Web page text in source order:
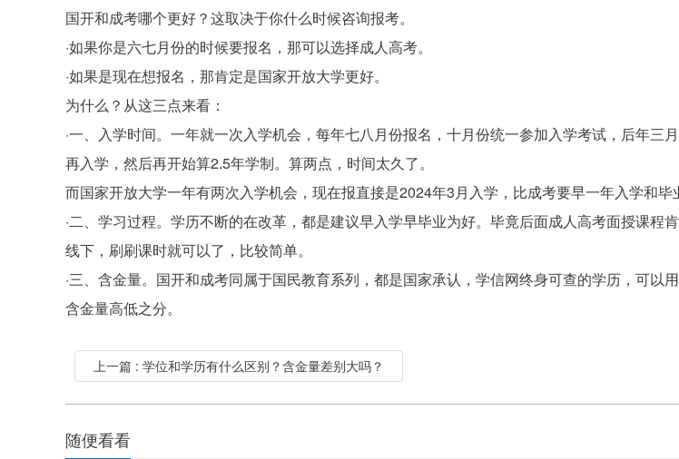
国开和成考哪个更好？这取决于你什么时候咨询报考。
·如果你是六七月份的时候要报名，那可以选择成人高考。
·如果是现在想报名，那肯定是国家开放大学更好。
为什么？从这三点来看：
·一、入学时间。一年就一次入学机会，每年七八月份报名，十月份统一参加入学考试，后年
再入学，然后再开始算2.5年学制。算两点，时间太久了。
而国家开放大学一年有两次入学机会，现在报直接是2024年3月入学，比成考要早一年入学和毕
·二、学习过程。学历不断的在改革，都是建议早入学早毕业为好。毕竟后面成人高考面授课
线下，刷刷课时就可以了，比较简单。
·三、含金量。国开和成考同属于国民教育系列，都是国家承认，学信网终身可查的学历，可
含金量高低之分。
上一篇 : 学位和学历有什么区别？含金量差别大吗？
随便看看